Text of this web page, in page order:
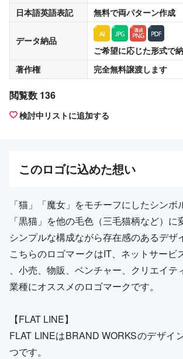
日本語英語表記
無料で両パターン作成
データ納品
ご希望に応じた形式で
著作権
完全無料譲渡します
閲覧数 136
検討中リストに追加する
このロゴに込めた想い
「猫」「魔女」をモチーフにしたシンボ
「黒猫」を他の毛色（三毛猫柄など）に
シンプルな構成ながら存在感のあるデザ
こちらのロゴマークはIT、ネットサービ
、小売、物販、ベンチャー、クリエイテ
業種にオススメのロゴマークです。
【FLAT LINE】
FLAT LINEはBRAND WORKSのデザイ
つです。